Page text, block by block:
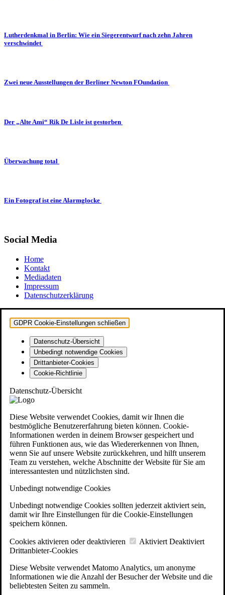
Lutherdenkmal in Berlin: Wie ein Siegerentwurf nach zehn Jahren
verschwindet
Zwei neue Ausstellungen der Berliner Newton FOundation
Der „Alte Ami“ Rik De Lisle ist gestorben
Überwachung total
Ein Fotograf ist eine Alarmglocke
Social Media
Home
Kontakt
Mediadaten
Impressum
Datenschutzerklärung
GDPR Cookie-Einstellungen schließen
Datenschutz-Übersicht
Unbedingt notwendige Cookies
Drittanbieter-Cookies
Cookie-Richtlinie
Datenschutz-Übersicht
Diese Website verwendet Cookies, damit wir Ihnen die
bestmögliche Benutzererfahrung bieten können. Cookie-
Informationen werden in deinem Browser gespeichert und
führen Funktionen aus, wie das Wiedererkennen von Ihnen,
wenn Sie auf unsere Website zurückkehren, und hilft unserem
Team zu verstehen, welche Abschnitte der Website für Sie am
interessantesten und nützlichsten sind.
Unbedingt notwendige Cookies
Unbedingt notwendige Cookies sollten jederzeit aktiviert sein,
damit wir Ihre Einstellungen für die Cookie-Einstellungen
speichern können.
Cookies aktivieren oder deaktivieren Aktiviert Deaktiviert
Drittanbieter-Cookies
Diese Website verwendet Matomo Analytics, um anonyme
Informationen wie die Anzahl der Besucher der Website und die
beliebtesten Seiten zu sammeln.